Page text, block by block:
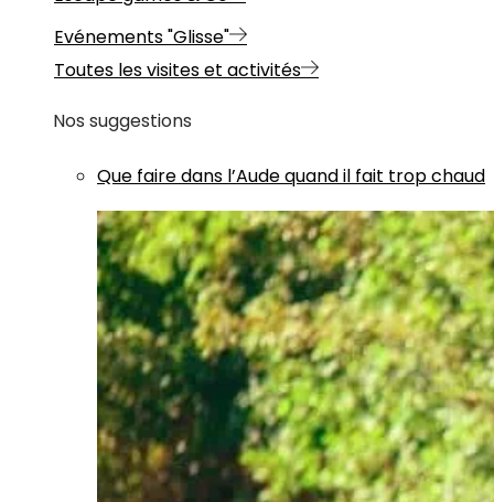
Evénements "Glisse"
Toutes les visites et activités
Nos suggestions
Que faire dans l’Aude quand il fait trop chaud